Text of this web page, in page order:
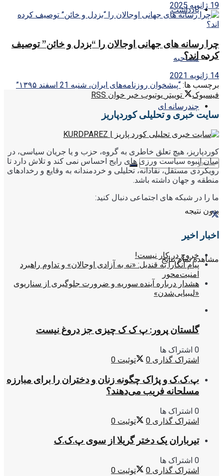
یادداشت
مصاحبه
چندرسانه ای
بدون نتیجه
مشاهده تمام نتایج
19 ژانویه 2025
چرا رسانه های جهانی اوجالان را “بزدل و خائن” توصیف
کرده اند؟
14 ژانویه 2021
برچسب ها: “پیشخوان روزنامه‌های ایران، شنبه 21 اسفند ۱۳۹۵”
فیسبوک
توییتر یوتیوب خبر خوان RSS
سایت خبری و تحلیلی کوردپاریز
کوردپاریز، هیچ تعلق خاطری به گروه، حزب و یا جریان سیاسی، در
میان انبوه سیاست ورزی های رایج احساس نمی کند و تلاش دارد تا
رویکردی مستقل، نقادانه، تحلیلی و خردمندانه به وقایع و رخدادهای
منطقه و جهان داشته باشد.
ما را در شبکه های اجتماعی دنبال کنید:
اخبار اخیر
خروج در کار نیست!
پیام آنکارا به قندیل: «نه به آزادی اوجالان» و تداوم راهبرد
امنیت‌محور
هشدار درباره آینده سوریه و ضرورت جلوگیری از سناریوی
«لیبیایی‌شدن»
گلستان پرور: پ ک ک چیزی جز دروغ نیست
0 اشتراک ها
اشتراک گذاری 0 توئیت 0
پ.ک.ک و پژاک چگونه زنان و دختران را برای مبارزه
مسلحانه فریب می‌دهند؟
0 اشتراک ها
اشتراک گذاری 0 توئیت 0
تیرباران یک دختر گریلا از سوی پ.ک.ک
0 اشتراک ها
اشتراک گذاری 0 توئیت 0